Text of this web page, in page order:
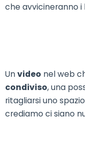
che avvicineranno i
Unvideo nel web
condiviso, una
ritagliarsi uno
crediamo ci siano